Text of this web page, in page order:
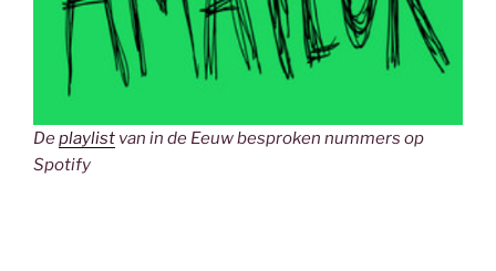
Deplaylist van in de Eeuw besproken nummers op
Spotify